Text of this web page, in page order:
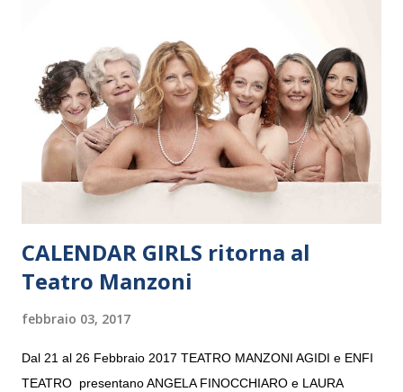
“Settembre dell’Accademia” dove si esibirà per il secondo anno
consecutivo. Il pubblico milanese avrà il piacere di applaudire i
giovani artisti della Baltic Sea Youth Philharmonic per la quarta
volta. L’orchestra, fondata nel 2008 da Kristjan Järvi (affiancato
da un prestigioso consiglio di consulent...
CALENDAR GIRLS ritorna al
Teatro Manzoni
febbraio 03, 2017
Dal 21 al 26 Febbraio 2017 TEATRO MANZONI AGIDI e ENFI
TEATRO presentano ANGELA FINOCCHIARO e LAURA